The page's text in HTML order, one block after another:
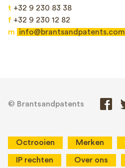
t +32 9 230 83 38
f +32 9 230 12 82
m
info@brantsandpatents.com
© Brantsandpatents
Octrooien Merken
IP rechten Over ons